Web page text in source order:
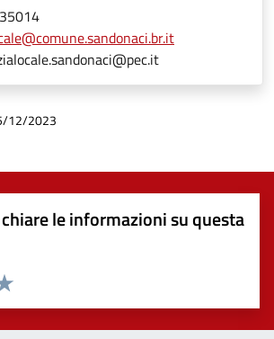
12/2023
le informazioni su questa
5 stelle su 5
4 stelle su 5
su 5
su 5
5